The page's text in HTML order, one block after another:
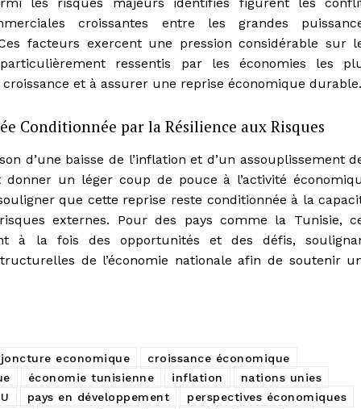
croissantes entre les grandes
facteurs exercent une pression considérable sur
ressentis par les économies les
et à assurer une reprise économique durable.
Conditionnée par la Résilience aux Risques
d’une baisse de l’inflation et d’un assouplissement
un léger coup de pouce à l’activité
que cette reprise reste conditionnée à la
externes. Pour des pays comme la Tunisie,
à la fois des opportunités et des défis,
de l’économie nationale afin de soutenir
economique
croissance économique
économie tunisienne inflation
nations unies
pays en développement
perspectives économiques